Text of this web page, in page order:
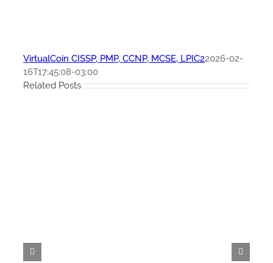
VirtualCoin CISSP, PMP, CCNP, MCSE, LPIC22026-02-
16T17:45:08-03:00
Related Posts